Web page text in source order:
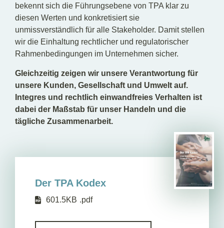
bekennt sich die Führungsebene von TPA klar zu
diesen Werten und konkretisiert sie
unmissverständlich für alle Stakeholder. Damit stellen
wir die Einhaltung rechtlicher und regulatorischer
Rahmenbedingungen im Unternehmen sicher.
Gleichzeitig zeigen wir unsere Verantwortung für
unsere Kunden, Gesellschaft und Umwelt auf.
Integres und rechtlich einwandfreies Verhalten ist
dabei der Maßstab für unser Handeln und die
tägliche Zusammenarbeit.
Der TPA Kodex
601.5KB .pdf